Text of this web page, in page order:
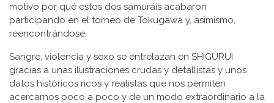
motivo por qué estos dos samuráis acabaron
participando en el torneo de Tokugawa y, asimismo,
reencontrándose.
Sangre, violencia y sexo se entrelazan en SHIGURUI
gracias a unas ilustraciones crudas y detallistas y unos
datos históricos ricos y realistas que nos permiten
acercarnos poco a poco y de un modo extraordinario a la